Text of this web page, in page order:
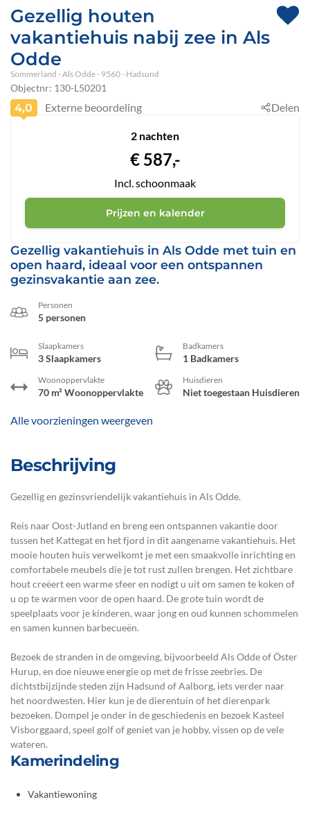
Gezellig houten
vakantiehuis nabij zee in Als
Odde
Sommerland - Als Odde - 9560 - Hadsund
Objectnr: 130-L50201
Gezellig vakantiehuis in Als Odde met tuin en
open haard, ideaal voor een ontspannen
gezinsvakantie aan zee.
Personen
5 personen
Slaapkamers
3 Slaapkamers
Badkamers
1 Badkamers
Woonoppervlakte
70 m² Woonoppervlakte
Huisdieren
Niet toegestaan Huisdieren
Alle voorzieningen weergeven
Beschrijving
Gezellig en gezinsvriendelijk vakantiehuis in Als Odde.
Reis naar Oost-Jutland en breng een ontspannen vakantie door
tussen het Kattegat en het fjord in dit aangename vakantiehuis. Het
mooie houten huis verwelkomt je met een smaakvolle inrichting en
comfortabele meubels die je tot rust zullen brengen. Het zichtbare
hout creëert een warme sfeer en nodigt u uit om samen te koken of
u op te warmen voor de open haard. De grote tuin wordt de
speelplaats voor je kinderen, waar jong en oud kunnen schommelen
en samen kunnen barbecueën.
Bezoek de stranden in de omgeving, bijvoorbeeld Als Odde of Öster
Hurup, en doe nieuwe energie op met de frisse zeebries. De
dichtstbijzijnde steden zijn Hadsund of Aalborg, iets verder naar
het noordwesten. Hier kun je de dierentuin of het dierenpark
bezoeken. Dompel je onder in de geschiedenis en bezoek Kasteel
Visborggaard, speel golf of geniet van je hobby, vissen op de vele
wateren.
Kamerindeling
Vakantiewoning
4,0 Externe beoordeling Delen
2 nachten
€ 587,-
Incl. schoonmaak
Prijzen en kalender